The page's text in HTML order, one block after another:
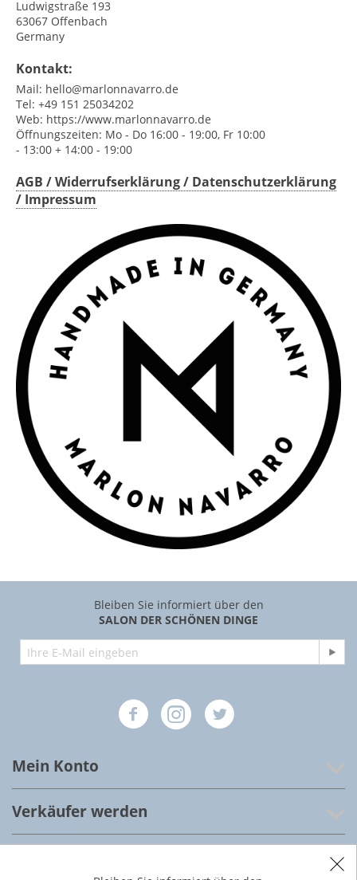
Ludwigstraße 193
63067 Offenbach
Germany
Kontakt:
Mail: hello@marlonnavarro.de
Tel: +49 151 25034202
Web: https://www.marlonnavarro.de
Öffnungszeiten: Mo - Do 16:00 - 19:00, Fr 10:00
- 13:00 + 14:00 - 19:00​
AGB / Widerrufserklärung / Datenschutzerklärung
/ Impressum
Bleiben Sie informiert über den
SALON DER SCHÖNEN DINGE
Mein Konto
Verkäufer werden